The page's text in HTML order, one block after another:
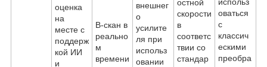
оценка
на
месте с
поддерж
кой ИИ
и
B-скан в
реально
м
времени
остной
скорости
в
соответс
твии со
стандар
оваться
с
классич
ескими
преобра